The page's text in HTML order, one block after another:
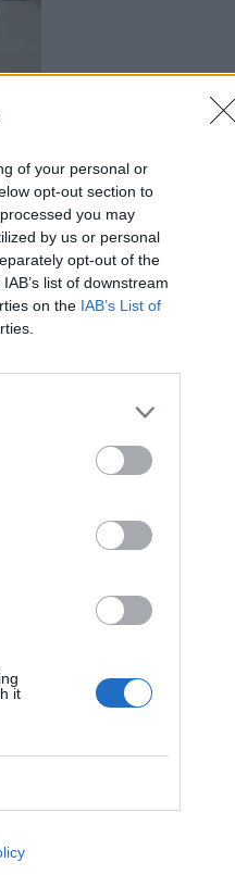
of your personal or
opt-out section to
you may
by us or personal
opt-out of the
list of downstream
on the IAB’s List of
it